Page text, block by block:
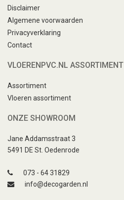
Disclaimer
Algemene voorwaarden
Privacyverklaring
Contact
VLOERENPVC.NL ASSORTIMENT
Assortiment
Vloeren assortiment
ONZE SHOWROOM
Jane Addamsstraat 3
5491 DE St. Oedenrode
073 - 64 31829
info@decogarden.nl